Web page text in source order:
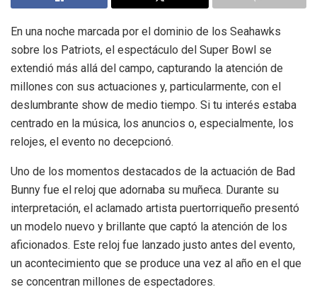
En una noche marcada por el dominio de los Seahawks
sobre los Patriots, el espectáculo del Super Bowl se
extendió más allá del campo, capturando la atención de
millones con sus actuaciones y, particularmente, con el
deslumbrante show de medio tiempo. Si tu interés estaba
centrado en la música, los anuncios o, especialmente, los
relojes, el evento no decepcionó.
Uno de los momentos destacados de la actuación de Bad
Bunny fue el reloj que adornaba su muñeca. Durante su
interpretación, el aclamado artista puertorriqueño presentó
un modelo nuevo y brillante que captó la atención de los
aficionados. Este reloj fue lanzado justo antes del evento,
un acontecimiento que se produce una vez al año en el que
se concentran millones de espectadores.